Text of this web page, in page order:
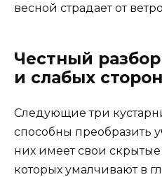
весной страдает от
Честный
и слабых сторон
Следующие три
способны преобразить
них имеет свои скрытые
которых умалчивают в